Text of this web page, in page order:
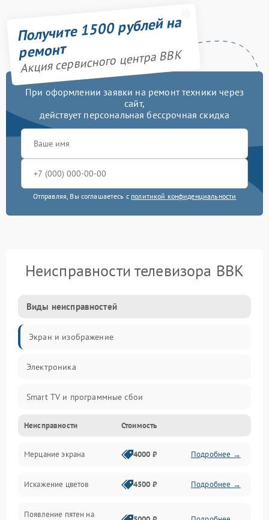
Получите 1500 рублей на
ремонт
Акция сервисного центра BBK
При оформлении заявки на ремонт техники через
сайт,
действует персональная бессрочная скидка
Отправляя, Вы соглашаетесь с политикой конфиденциальности
Неисправности телевизора BBK
Виды неисправностей
Экран и изображение
Электроника
Smart TV и программные сбои
Питание и запуск
Подсветка и LED-модули
Звук и аудиосистема
Сигнал и приём каналов
Неисправности Стоимость
Мерцание экрана 4000 ₽ Подробнее →
Искажение цветов 4500 ₽ Подробнее →
Появление пятен на